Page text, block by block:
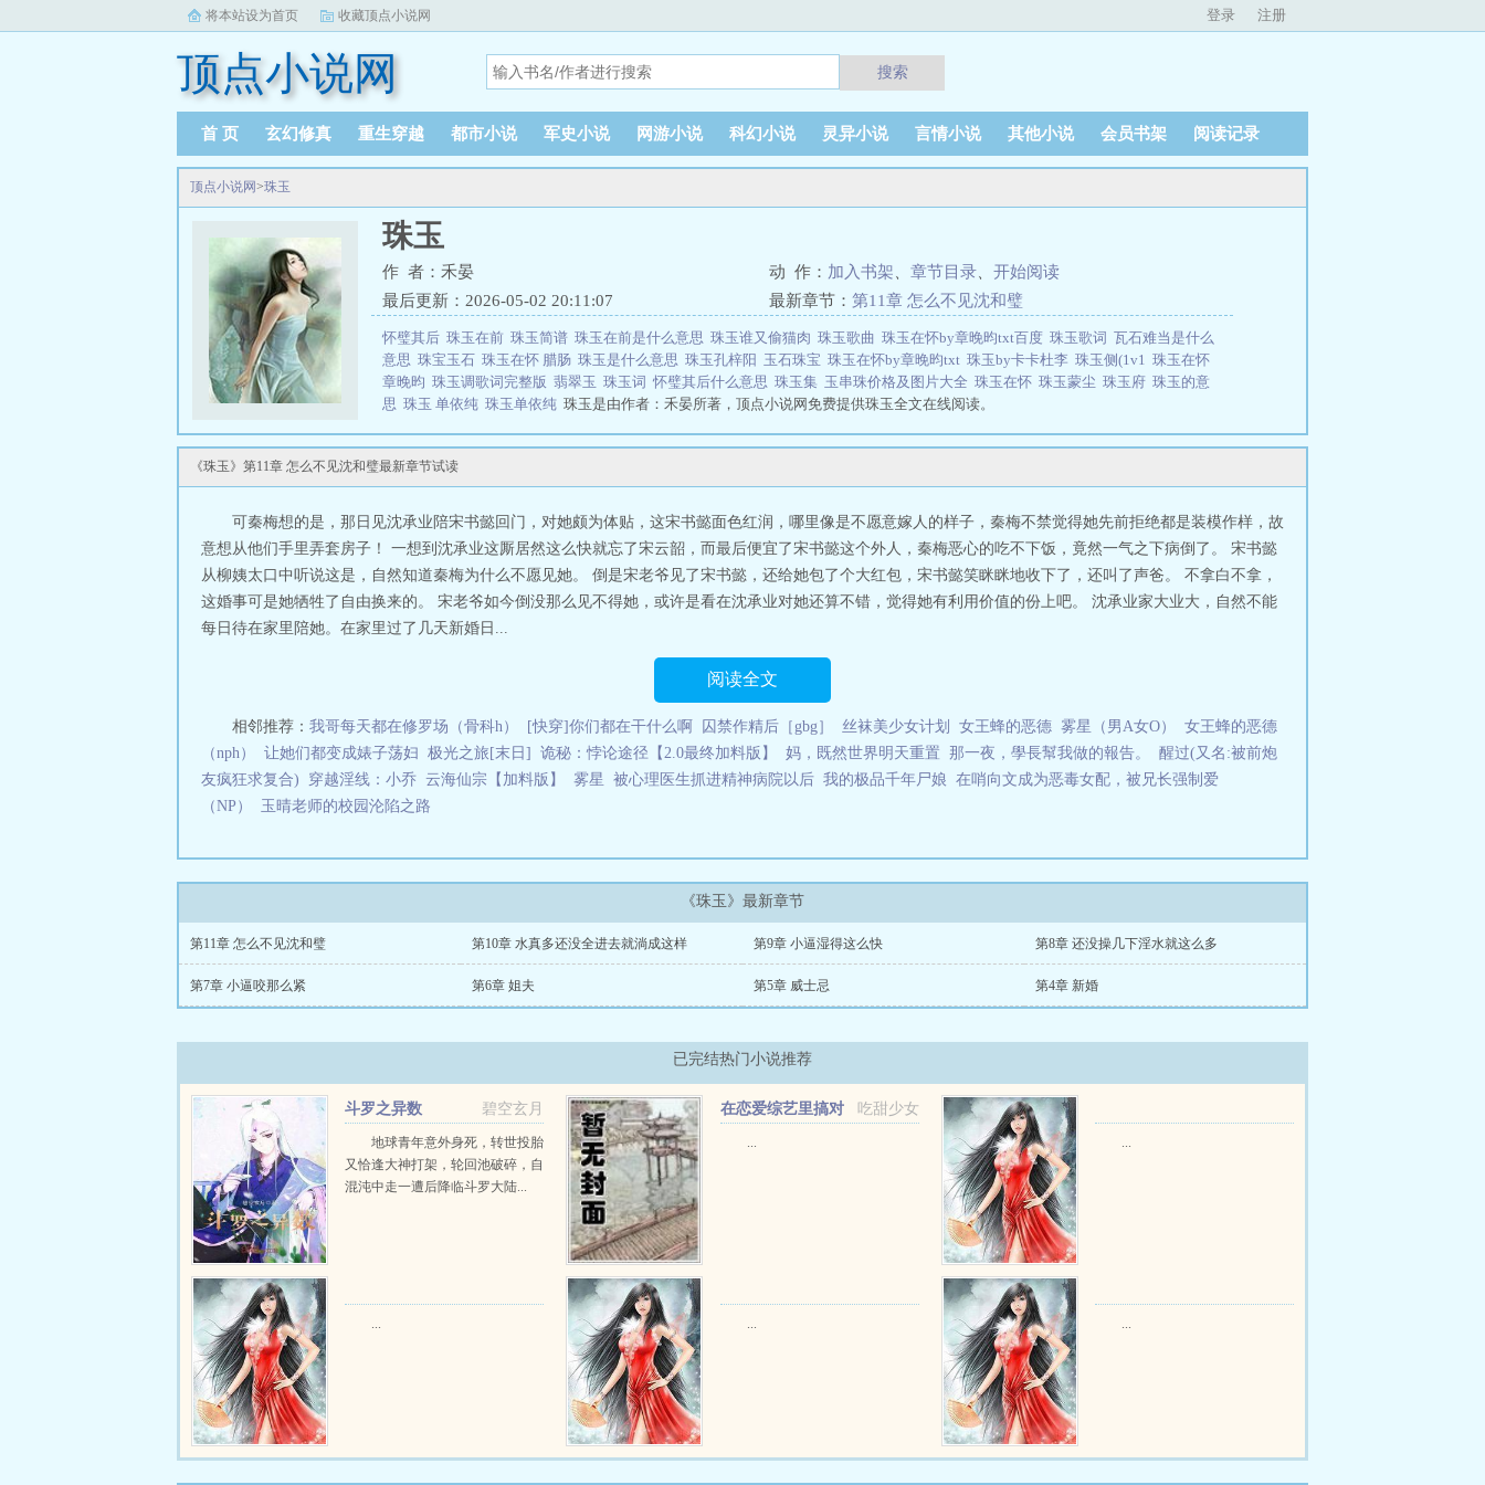
将本站设为首页 收藏顶点小说网 登录 注册
顶点小说网 搜索
首 页 玄幻修真 重生穿越 都市小说 军史小说 网游小说 科幻小说 灵异小说 言情小说 其他小说 会员书架 阅读记录
顶点小说网>珠玉
珠玉
作 者：禾晏 动 作： 加入书架 章节目录
开始阅读
最后更新：2026-05-02 20:11:07
最新章节： 第11章 怎么不见沈和璧
怀璧其后 珠玉在前 珠玉简谱 珠玉在前是什么意思 珠玉谁又偷猫肉 珠玉歌曲 珠玉在怀by章晚昀txt百度 珠玉歌词 瓦石难当是什么
意思 珠宝玉石 珠玉在怀 腊肠 珠玉是什么意思 珠玉孔梓阳 玉石珠宝 珠玉在怀by章晚昀txt 珠玉by卡卡杜李 珠玉侧(1v1 珠玉在怀
章晚昀 珠玉调歌词完整版 翡翠玉 珠玉词 怀璧其后什么意思 珠玉集 玉串珠价格及图片大全 珠玉在怀 珠玉蒙尘 珠玉府 珠玉的意
思 珠玉 单依纯 珠玉单依纯 珠玉是由作者：禾晏所著，顶点小说网免费提供珠玉全文在线阅读。
《珠玉》第11章 怎么不见沈和璧最新章节试读
可秦梅想的是，那日见沈承业陪宋书懿回门，对她颇为体贴，这宋书懿面色红润，哪里像是不愿意嫁人的样子，秦梅不禁觉得她先前拒绝都是装模作样，故
意想从他们手里弄套房子！ 一想到沈承业这厮居然这么快就忘了宋云韶，而最后便宜了宋书懿这个外人，秦梅恶心的吃不下饭，竟然一气之下病倒了。 宋书懿
从柳姨太口中听说这是，自然知道秦梅为什么不愿见她。 倒是宋老爷见了宋书懿，还给她包了个大红包，宋书懿笑眯眯地收下了，还叫了声爸。 不拿白不拿，
这婚事可是她牺牲了自由换来的。 宋老爷如今倒没那么见不得她，或许是看在沈承业对她还算不错，觉得她有利用价值的份上吧。 沈承业家大业大，自然不能
每日待在家里陪她。在家里过了几天新婚日...
阅读全文
相邻推荐： 我哥每天都在修罗场（骨科h） [快穿]你们都在干什么啊 囚禁作精后［gbg］ 丝袜美少女计划 女王蜂的恶德 雾星（男A女O）
女王蜂的恶德
（nph）
让她们都变成婊子荡妇 极光之旅[末日] 诡秘：悖论途径【2.0最终加料版】 妈，既然世界明天重置 那一夜，學長幫我做的報告。
醒过(又名:被前炮
友疯狂求复合)
穿越淫线：小乔 云海仙宗【加料版】 雾星 被心理医生抓进精神病院以后 我的极品千年尸娘 在哨向文成为恶毒女配，被兄长强制爱
（NP）
玉晴老师的校园沦陷之路
《珠玉》最新章节
第11章 怎么不见沈和璧 第10章 水真多还没全进去就淌成这样 第9章 小逼湿得这么快 第8章 还没操几下淫水就这么多
第7章 小逼咬那么紧 第6章 姐夫 第5章 威士忌 第4章 新婚
已完结热门小说推荐
碧空玄月
斗罗之异数
地球青年意外身死，转世投胎
又恰逢大神打架，轮回池破碎，自
混沌中走一遭后降临斗罗大陆...
吃甜少女
在恋爱综艺里搞对
... ...
... ... ...